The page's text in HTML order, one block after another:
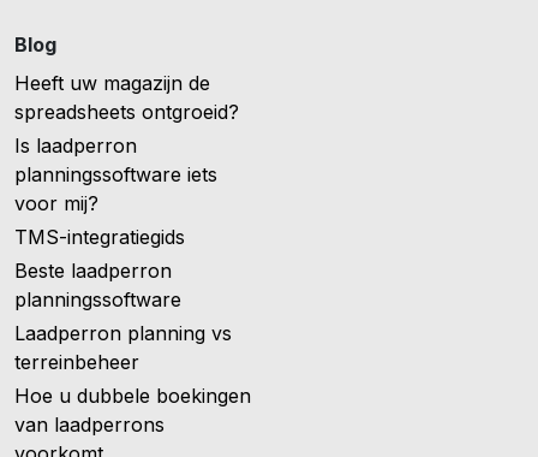
Blog
Heeft uw magazijn de
spreadsheets ontgroeid?
Is laadperron
planningssoftware iets
voor mij?
TMS-integratiegids
Beste laadperron
planningssoftware
Laadperron planning vs
terreinbeheer
Hoe u dubbele boekingen
van laadperrons